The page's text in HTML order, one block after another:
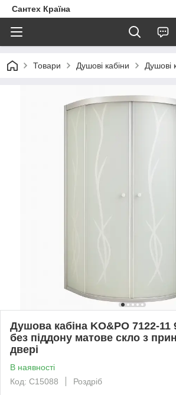
Сантех Країна
Товари Душові кабіни Душові
Душова кабіна KO&PO 7122-11
без піддону матове скло з
двері
В наявності
Код: C15088
Роздріб